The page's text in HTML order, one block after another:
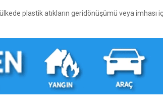
plastik atıkların geridönüşümü veya